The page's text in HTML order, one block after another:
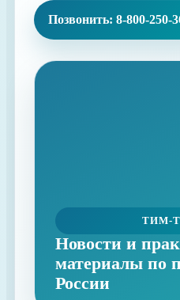
Позвонить: 8-800-250-
ТИМ-
Новости и
материалы по
России